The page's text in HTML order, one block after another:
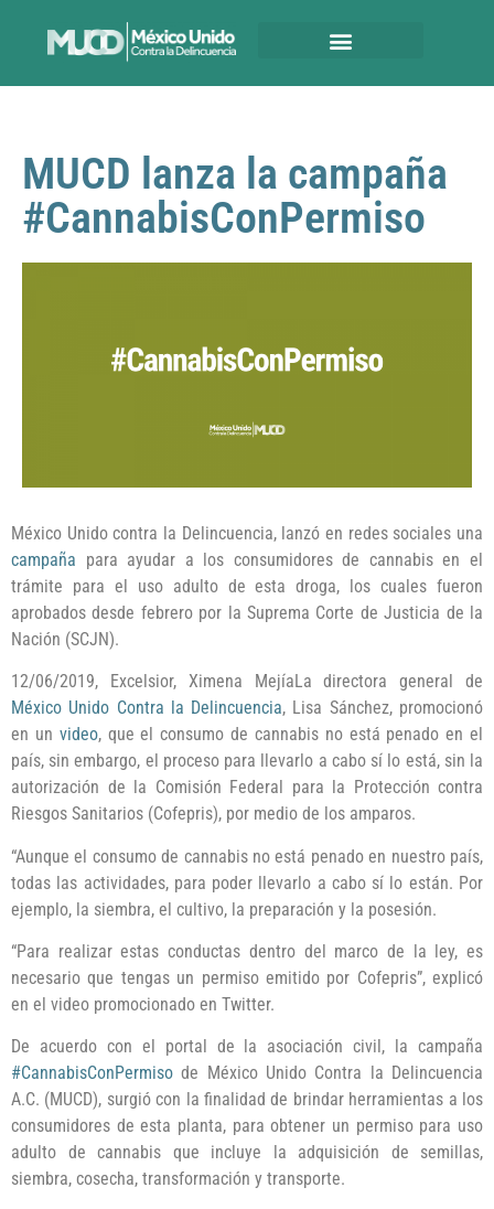
MUCD lanza la campaña
#CannabisConPermiso
México Unido contra la Delincuencia, lanzó en redes sociales una
campaña para ayudar a los consumidores de cannabis en el
trámite para el uso adulto de esta droga, los cuales fueron
aprobados desde febrero por la Suprema Corte de Justicia de la
Nación (SCJN).
12/06/2019, Excelsior, Ximena MejíaLa directora general de
México Unido Contra la Delincuencia, Lisa Sánchez, promocionó
en un video, que el consumo de cannabis no está penado en el
país, sin embargo, el proceso para llevarlo a cabo sí lo está, sin la
autorización de la Comisión Federal para la Protección contra
Riesgos Sanitarios (Cofepris), por medio de los amparos.
“Aunque el consumo de cannabis no está penado en nuestro país,
todas las actividades, para poder llevarlo a cabo sí lo están. Por
ejemplo, la siembra, el cultivo, la preparación y la posesión.
“Para realizar estas conductas dentro del marco de la ley, es
necesario que tengas un permiso emitido por Cofepris”, explicó
en el video promocionado en Twitter.
De acuerdo con el portal de la asociación civil, la campaña
#CannabisConPermiso de México Unido Contra la Delincuencia
A.C. (MUCD), surgió con la finalidad de brindar herramientas a los
consumidores de esta planta, para obtener un permiso para uso
adulto de cannabis que incluye la adquisición de semillas,
siembra, cosecha, transformación y transporte.